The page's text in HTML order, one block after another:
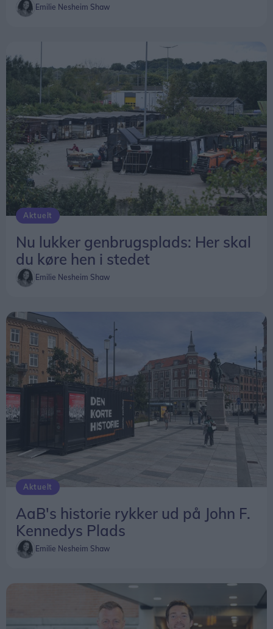
Emilie Nesheim Shaw
Aktuelt
Nu lukker genbrugsplads: Her skal
du køre hen i stedet
Emilie Nesheim Shaw
Aktuelt
AaB's historie rykker ud på John F.
Kennedys Plads
Emilie Nesheim Shaw